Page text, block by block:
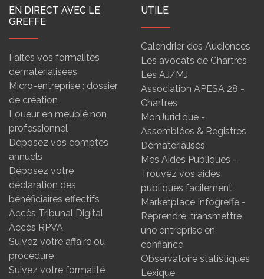
EN DIRECT AVEC LE
GREFFE
Faites vos formalités
dématérialisées
Micro-entreprise : dossier
de création
Loueur en meublé non
professionnel
Déposez vos comptes
annuels
Déposez votre
déclaration des
bénéficiaires effectifs
Accès Tribunal Digital
Accès RPVA
Suivez votre affaire ou
procédure
Suivez votre formalité
UTILE
Calendrier des Audiences
Les avocats de Chartres
Les AJ/MJ
Association APESA 28 -
Chartres
MonJuridique -
Assemblées & Registres
Dématérialisés
Mes Aides Publiques -
Trouvez vos aides
publiques facilement
Marketplace Infogreffe -
Reprendre, transmettre
une entreprise en
confiance
Observatoire statistiques
Lexique